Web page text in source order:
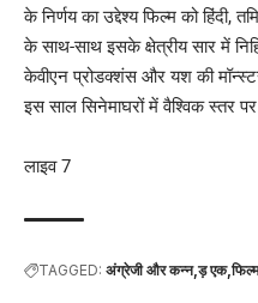
के निर्णय का उद्देश्य फिल्म को
के साथ-साथ इसके क्षेत्रीय सार में
केवीएन प्रोडक्शंस और यश की मॉन्स्टर
इस साल सिनेमाघरों में वैश्विक स्तर
लाइव 7
TAGGED: अंग्रेजी और कन्न ड़ एक फिल्म